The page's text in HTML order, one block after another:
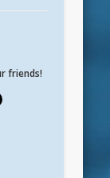
friends!